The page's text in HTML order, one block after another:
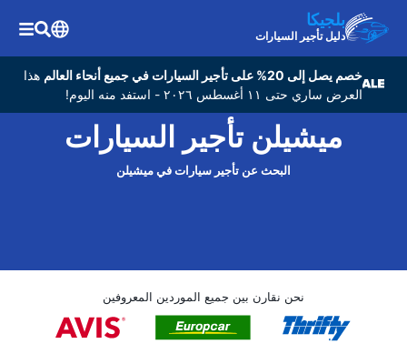
بلجيكا
دليل تأجير السيارات
خصم يصل إلى 20% على تأجير السيارات في جميع أنحاء العالم
هذا
العرض ساري حتى ١١ أغسطس ٢٠٢٦ - استفد منه اليوم!
ميشيلن تأجير السيارات
البحث عن تأجير سيارات في ميشيلن
نحن نقارن بين جميع الموردين المعروفين